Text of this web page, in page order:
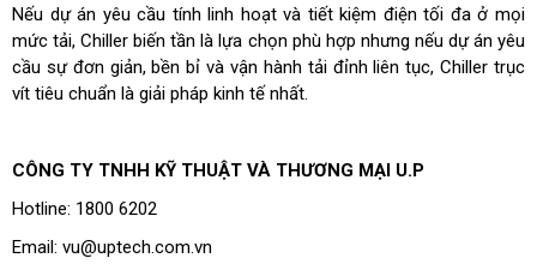
Nếu dự án yêu cầu tính linh hoạt và tiết kiệm điện tối đa ở mọi
mức tải, Chiller biến tần là lựa chọn phù hợp nhưng nếu dự án yêu
cầu sự đơn giản, bền bỉ và vận hành tải đỉnh liên tục, Chiller trục
vít tiêu chuẩn là giải pháp kinh tế nhất.
CÔNG TY TNHH KỸ THUẬT VÀ THƯƠNG MẠI U.P
Hotline: 1800 6202
Email: vu@uptech.com.vn